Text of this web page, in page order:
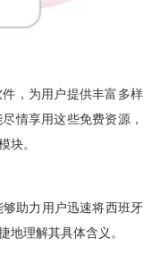
，为用户提供丰富多样
情享用这些免费资源，
。
助力用户迅速将西班牙
理解其具体含义。